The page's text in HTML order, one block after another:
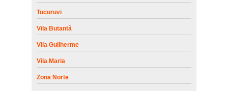
Tucuruvi
Vila Butantã
Vila Guilherme
Vila Maria
Zona Norte